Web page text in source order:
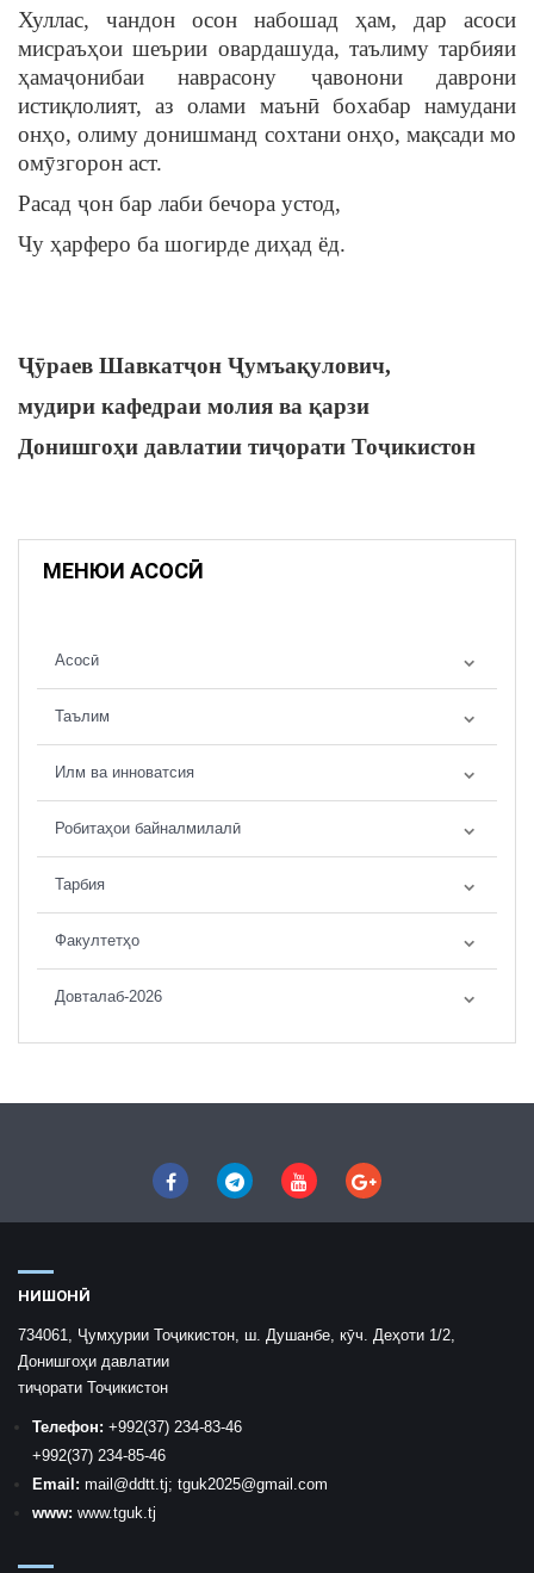
Хуллас, чандон осон набошад ҳам, дар асоси
мисраъҳои шеърии овардашуда, таълиму тарбияи
ҳамаҷонибаи наврасону ҷавонони даврони
истиқлолият, аз олами маънӣ бохабар намудани
онҳо, олиму донишманд сохтани онҳо, мақсади мо
омӯзгорон аст.
Расад ҷон бар лаби бечора устод,
Чу ҳарферо ба шогирде диҳад ёд.
Ҷӯраев Шавкатҷон Ҷумъақулович,
мудири кафедраи молия ва қарзи
Донишгоҳи давлатии тиҷорати Тоҷикистон
МЕНЮИ АСОСӢ
Асосӣ
Таълим
Илм ва инноватсия
Робитаҳои байналмилалӣ
Тарбия
Факултетҳо
Довталаб-2026
НИШОНӢ
734061, Ҷумҳурии Тоҷикистон, ш. Душанбе, кӯч. Деҳоти 1/2,
Донишгоҳи давлатии
тиҷорати Тоҷикистон
Телефон: +992(37) 234-83-46
+992(37) 234-85-46
Email: mail @ddtt.tj; tguk2025@gmail.com
www: www.tguk.tj